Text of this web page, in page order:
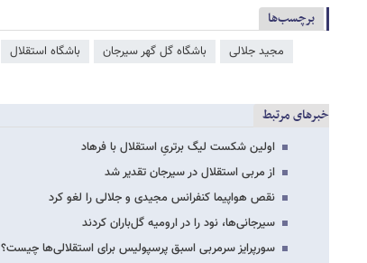
برچسب‌ها
مجید جلالی باشگاه گل گهر سیرجان باشگاه استقلال
خبرهای مرتبط
اولین شکست لیگ برتریِ استقلال با فرهاد
از مربی استقلال در سیرجان تقدیر شد
نقص هواپیما کنفرانس مجیدی و جلالی را لغو کرد
سیرجانی‌ها، نود را در ارومیه گل‌باران کردند
سورپرایز سرمربی اسبق پرسپولیس برای استقلالی‌ها چیست؟